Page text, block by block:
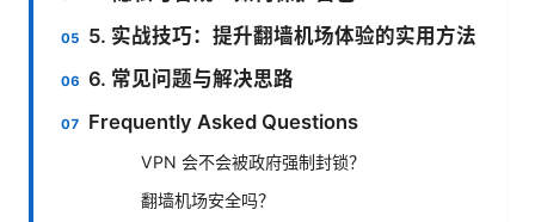
5. 实战技巧：提升翻墙机场体验的实用方法
6. 常见问题与解决思路
Frequently Asked Questions
VPN 会不会被政府强制封锁？
翻墙机场安全吗？